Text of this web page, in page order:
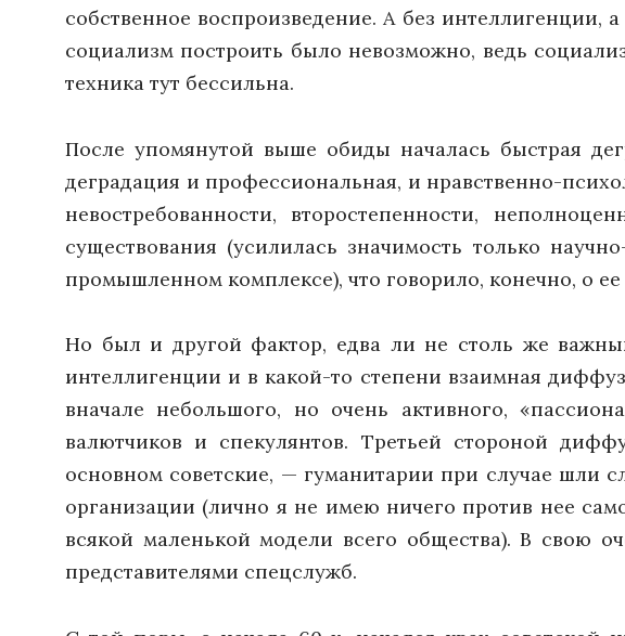
собственное воспроизведение. А без
социализм построить было невозможно, ведь
техника тут бессильна.
После упомянутой выше обиды началась быстрая
деградация и профессиональная, и нравственно-
невостребованности, второстепенности,
существования (усилилась значимость только
промышленном комплексе), что говорило, конечно, о ее
Но был и другой фактор, едва ли не столь же
интеллигенции и в какой-то степени взаимная
вначале небольшого, но очень активного,
валютчиков и спекулянтов. Третьей стороной
основном советские, — гуманитарии при случае шли
организации (лично я не имею ничего против нее
всякой маленькой модели всего общества). В свою
представителями спецслужб.